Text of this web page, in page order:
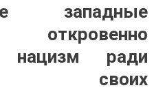
западные
откровенно
нацизм ради
своих